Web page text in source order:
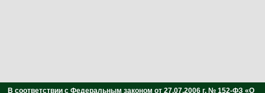
В соответствии с Федеральным законом от 27.07.2006 г. № 152-ФЗ «О